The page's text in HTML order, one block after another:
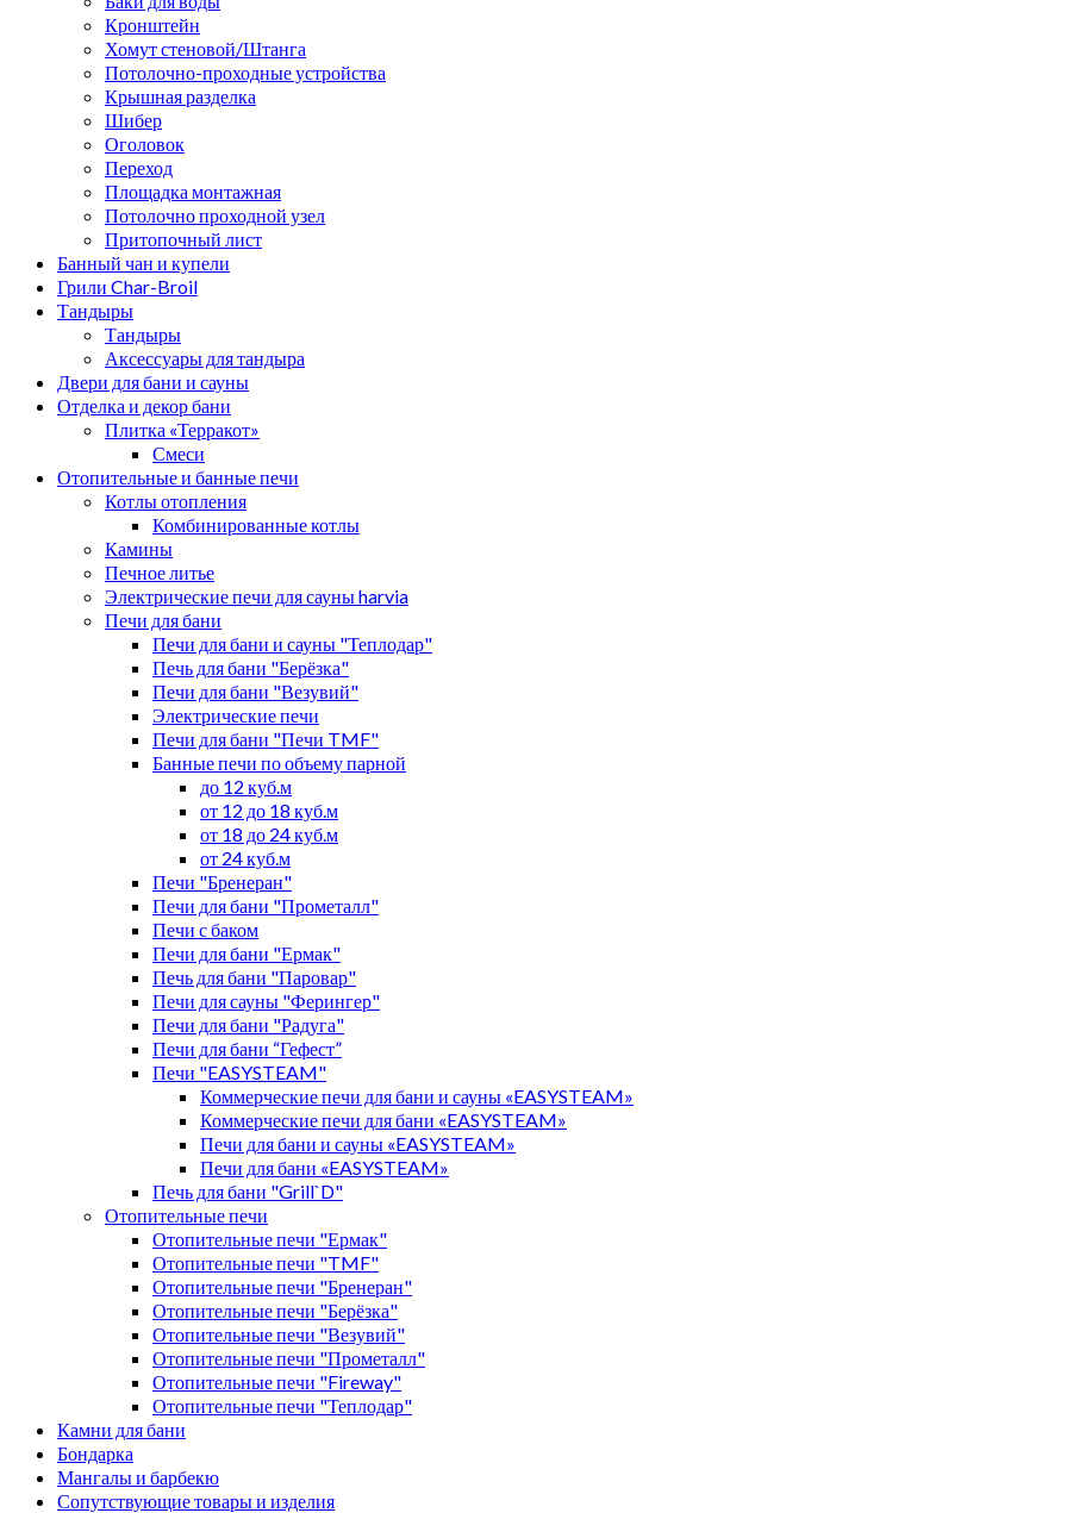
Кронштейн
Хомут стеновой/Штанга
Потолочно-проходные устройства
Крышная разделка
Шибер
Оголовок
Переход
Площадка монтажная
Потолочно проходной узел
Притопочный лист
Банный чан и купели
Грили Char-Broil
Тандыры
Тандыры
Аксессуары для тандыра
Двери для бани и сауны
Отделка и декор бани
Плитка «Терракот»
Смеси
Отопительные и банные печи
Котлы отопления
Комбинированные котлы
Камины
Печное литье
Электрические печи для сауны harvia
Печи для бани
Печи для бани и сауны "Теплодар"
Печь для бани "Берёзка"
Печи для бани "Везувий"
Электрические печи
Печи для бани "Печи TMF"
Банные печи по объему парной
до 12 куб.м
от 12 до 18 куб.м
от 18 до 24 куб.м
от 24 куб.м
Печи "Бренеран"
Печи для бани "Прометалл"
Печи с баком
Печи для бани "Ермак"
Печь для бани "Паровар"
Печи для сауны "Ферингер"
Печи для бани "Радуга"
Печи для бани “Гефест”
Печи "EASYSTEAM"
Коммерческие печи для бани и сауны «EASYSTEAM»
Коммерческие печи для бани «EASYSTEAM»
Печи для бани и сауны «EASYSTEAM»
Печи для бани «EASYSTEAM»
Печь для бани "Grill`D"
Отопительные печи
Отопительные печи "Ермак"
Отопительные печи "TMF"
Отопительные печи "Бренеран"
Отопительные печи "Берёзка"
Отопительные печи "Везувий"
Отопительные печи "Прометалл"
Отопительные печи "Fireway"
Отопительные печи "Теплодар"
Камни для бани
Бондарка
Мангалы и барбекю
Сопутствующие товары и изделия